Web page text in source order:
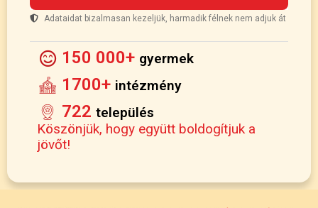
Adataidat bizalmasan kezeljük, harmadik félnek nem adjuk át
150 000+ gyermek
1700+ intézmény
722 település
Köszönjük, hogy együtt boldogítjuk a
jövőt!